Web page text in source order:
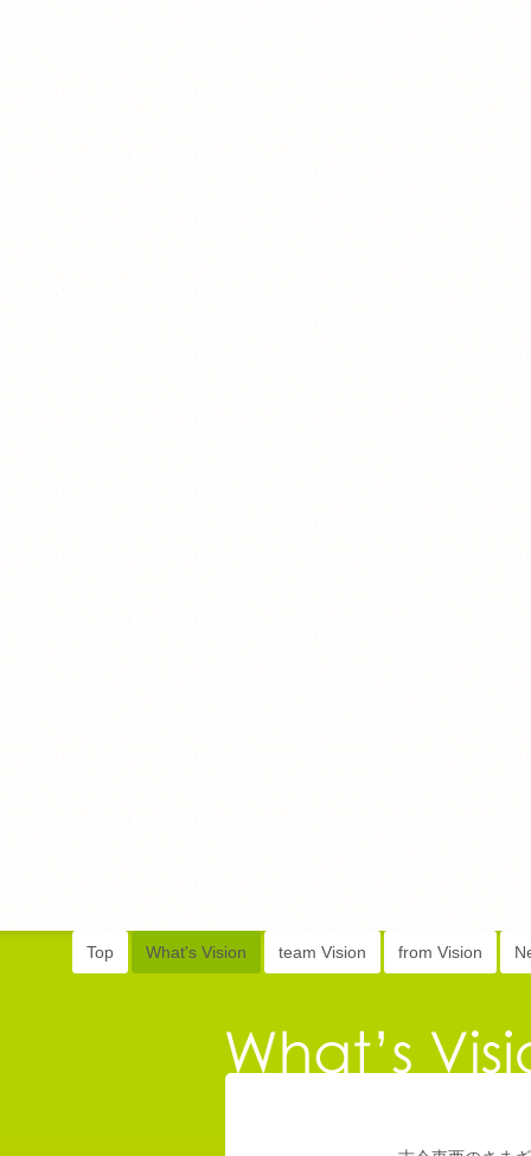
Top What's Vision team Vision from Vision